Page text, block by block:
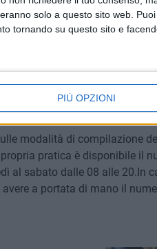
solo a questo sito web.
tornando su questo sito e
PIÙ OPZIONI
su base contrattuale
connesse alle
banqueting
alle attività
versato in automatico un
saranno emessi i bonifici a
modalità di compilazione
pratica è disponibile il
al sabato dalle 08 alle 20.In
a portata di mano il